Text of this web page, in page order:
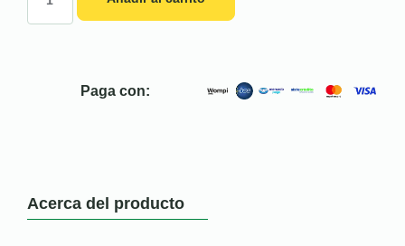
Paga con:
Acerca del producto